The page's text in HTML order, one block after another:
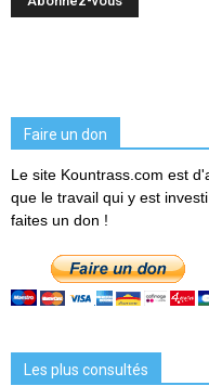
Faire un don
Le site Kountrass.com est
que le travail qui y est
faites un don !
Les plus consultés